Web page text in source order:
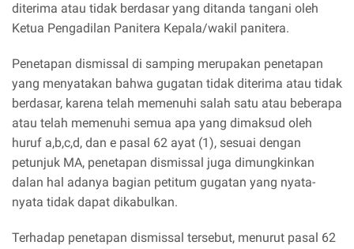
diterima atau tidak berdasar yang ditanda tangani oleh
Ketua Pengadilan Panitera Kepala/wakil panitera.
Penetapan dismissal di samping merupakan penetapan
yang menyatakan bahwa gugatan tidak diterima atau tidak
berdasar, karena telah memenuhi salah satu atau beberapa
atau telah memenuhi semua apa yang dimaksud oleh
huruf a,b,c,d, dan e pasal 62 ayat (1), sesuai dengan
petunjuk MA, penetapan dismissal juga dimungkinkan
dalan hal adanya bagian petitum gugatan yang nyata-
nyata tidak dapat dikabulkan.
Terhadap penetapan dismissal tersebut, menurut pasal 62